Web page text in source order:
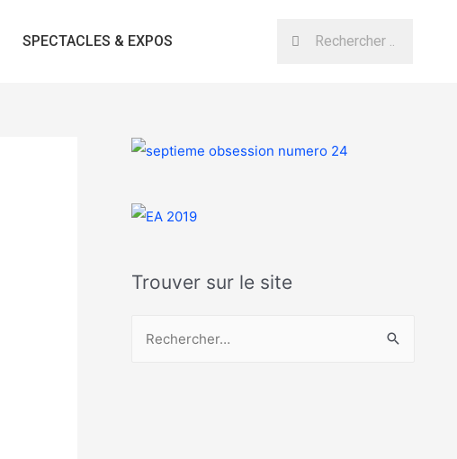
SPECTACLES & EXPOS
Trouver sur le site